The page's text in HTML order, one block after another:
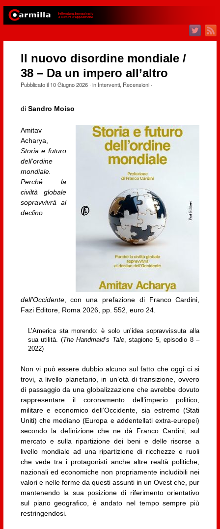
Il nuovo disordine mondiale /
38 – Da un impero all’altro
Pubblicato il 10 Giugno 2026· in Interventi, Recensioni·
di Sandro Moiso
Amitav
Acharya,
Storia e futuro
dell’ordine
mondiale.
Perché la
civiltà globale
sopravvivrà al
declino
dell’Occidente, con una prefazione di Franco Cardini,
Fazi Editore, Roma 2026, pp. 552, euro 24.
L’America sta morendo: è solo un’idea sopravvissuta alla
sua utilità. (The Handmaid’s Tale, stagione 5, episodio 8 –
2022)
Non vi può essere dubbio alcuno sul fatto che oggi ci si
trovi, a livello planetario, in un’età di transizione, ovvero
di passaggio da una globalizzazione che avrebbe dovuto
rappresentare il coronamento dell’imperio politico,
militare e economico dell’Occidente, sia estremo (Stati
Uniti) che mediano (Europa e addentellati extra-europei)
secondo la definizione che ne dà Franco Cardini, sul
mercato e sulla ripartizione dei beni e delle risorse a
livello mondiale ad una ripartizione di ricchezze e ruoli
che vede tra i protagonisti anche altre realtà politiche,
nazionali ed economiche non propriamente includibili nei
valori e nelle forme da questi assunti in un Ovest che, pur
mantenendo la sua posizione di riferimento orientativo
sul piano geografico, è andato nel tempo sempre più
restringendosi.